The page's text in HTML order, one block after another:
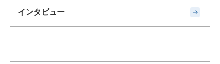
インタビュー